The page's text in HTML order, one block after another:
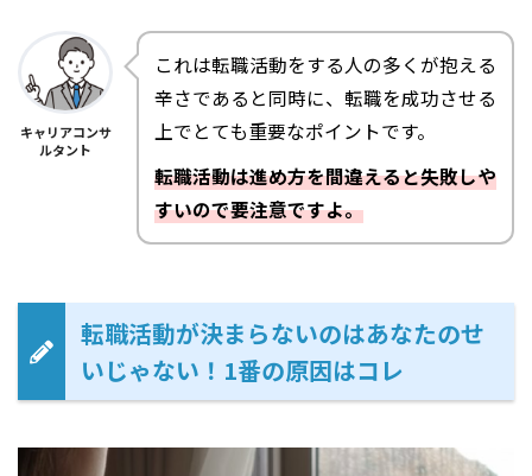
キャリアコンサ
ルタント
これは転職活動をする人の多くが抱える
辛さであると同時に、転職を成功させる
上でとても重要なポイントです。
転職活動は進め方を間違えると失敗しや
すいので要注意ですよ。
転職活動が決まらないのはあなたのせ
いじゃない！1番の原因はコレ